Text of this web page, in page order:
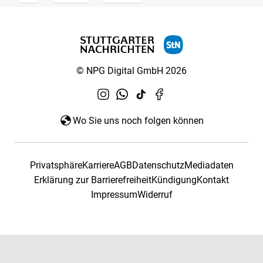
© NPG Digital GmbH 2026
Wo Sie uns noch folgen können
PrivatsphäreKarriereAGBDatenschutzMediadaten
Erklärung zur BarrierefreiheitKündigungKontakt
ImpressumWiderruf